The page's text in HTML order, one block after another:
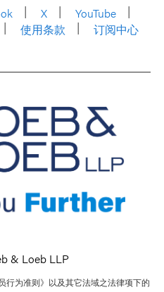
X
YouTube
使用条款 订阅中心
& Loeb LLP
行为准则》以及其它法域之法律项下的